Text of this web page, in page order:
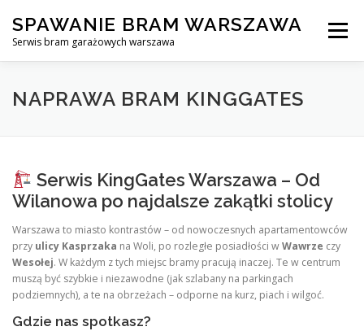
content
SPAWANIE BRAM WARSZAWA
Serwis bram garażowych warszawa
Menu
SPAWANIE BRAM GARAŻOWYCH I OGRODZEŃ WARSZAWA
NAPRAWA BRAM KINGGATES
Serwis KingGates Warszawa – Od
Wilanowa po najdalsze zakątki stolicy
Warszawa to miasto kontrastów – od nowoczesnych apartamentowców
przy ulicy Kasprzaka na Woli, po rozległe posiadłości wWawrze czy
Wesołej. W każdym z tych miejsc bramy pracują inaczej. Te w centrum
muszą być szybkie i niezawodne (jak szlabany na parkingach
podziemnych), a te na obrzeżach – odporne na kurz, piach i wilgoć.
Gdzie nas spotkasz?